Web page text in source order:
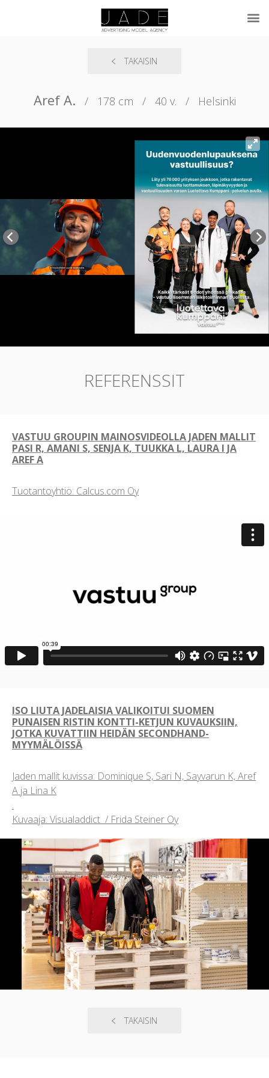
TAKAISIN
Aref A. / 178 cm / 40 v. / Helsinki
REFERENSSIT
VASTUU GROUPIN MAINOSVIDEOLLA JADEN MALLIT
PASI R, AMANI S, SENJA K, TUUKKA L, LAURA I JA
AREF A
Tuotantoyhtiö: Calcus.com Oy
ISO LIUTA JADELAISIA VALIKOITUI SUOMEN
PUNAISEN RISTIN KONTTI-KETJUN KUVAUKSIIN,
JOTKA KUVATTIIN HEIDÄN SECONDHAND-
MYYMÄLÖISSÄ
Jaden mallit kuvissa: Dominique S, Sari N, Sayvarun K, Aref
A ja Lina K
.
Kuvaaja: Visualaddict / Frida Steiner Oy
TAKAISIN